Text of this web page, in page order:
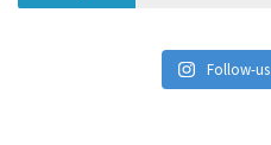
Follow-